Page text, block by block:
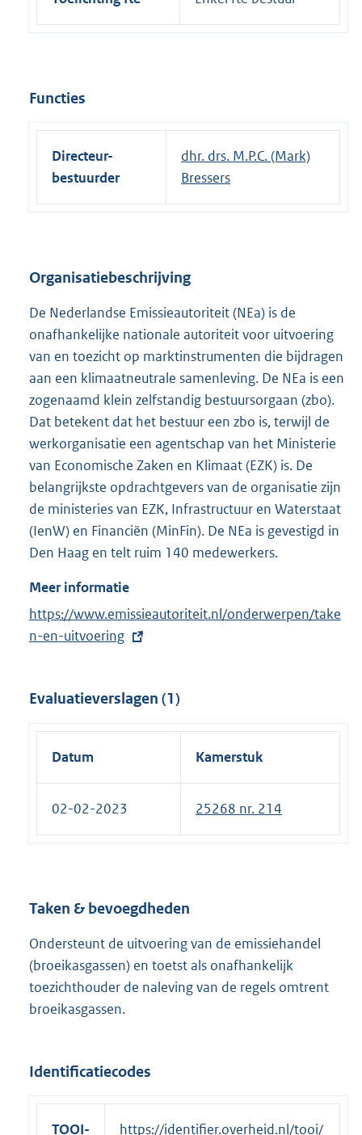
Functies
Directeur-
bestuurder
dhr. drs. M.P.C. (Mark)
Bressers
Organisatiebeschrijving
De Nederlandse Emissieautoriteit (NEa) is de
onafhankelijke nationale autoriteit voor uitvoering
van en toezicht op marktinstrumenten die bijdragen
aan een klimaatneutrale samenleving. De NEa is een
zogenaamd klein zelfstandig bestuursorgaan (zbo).
Dat betekent dat het bestuur een zbo is, terwijl de
werkorganisatie een agentschap van het Ministerie
van Economische Zaken en Klimaat (EZK) is. De
belangrijkste opdrachtgevers van de organisatie zijn
de ministeries van EZK, Infrastructuur en Waterstaat
(IenW) en Financiën (MinFin). De NEa is gevestigd in
Den Haag en telt ruim 140 medewerkers.
Meer informatie
E
x
r
n
https://www.emissieautoriteit.nl/onderwerpen/take
n-en-uitvoering
Evaluatieverslagen (1)
Datum Kamerstuk
02-02-2023 25268 nr. 214
Taken & bevoegdheden
Ondersteunt de uitvoering van de emissiehandel
(broeikasgassen) en toetst als onafhankelijk
toezichthouder de naleving van de regels omtrent
broeikasgassen.
Identificatiecodes
TOOI-
https://identifier.overheid.nl/tooi/